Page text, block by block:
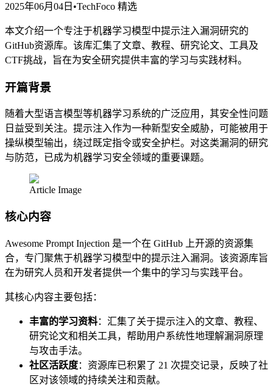
2025年06月04日 •TechFoco 精选
本文介绍一个专注于机器学习模型中提示注入漏洞研究的
GitHub资源库。该库汇集了文章、教程、研究论文、工具及
CTF挑战，旨在为安全研究提供丰富的学习与实践材料。
开篇背景
随着大型语言模型等机器学习系统的广泛应用，其安全性问题
日益受到关注。提示注入作为一种新型安全威胁，可能被用于
操纵模型输出，绕过既定指令或安全护栏。对这类漏洞的研究
与防范，已成为机器学习安全领域的重要课题。
Article Image
核心内容
Awesome Prompt Injection 是一个在 GitHub 上开源的资源集
合，专门聚焦于机器学习模型中的提示注入漏洞。该资源库旨
在为研究人员和开发者提供一个集中的学习与实践平台。
其核心内容主要包括：
丰富的学习资料：汇集了关于提示注入的文章、教程、
研究论文和相关工具，帮助用户系统性地理解漏洞原理
与攻击手法。
社区活跃度：资源库已积累了 21 次提交记录，反映了社
区对该领域的持续关注和贡献。